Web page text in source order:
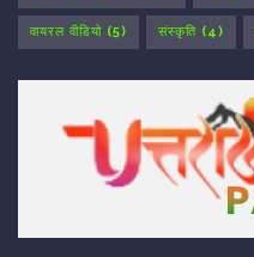
वायरल वीडियो (5) संस्कृति (4)